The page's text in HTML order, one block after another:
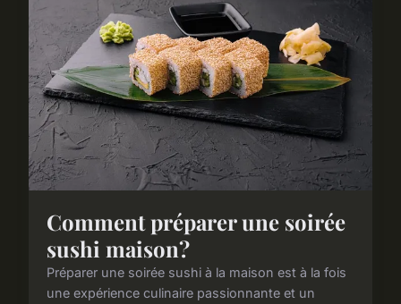
Comment préparer une soirée
sushi maison?
Préparer une soirée sushi à la maison est à la fois
une expérience culinaire passionnante et un